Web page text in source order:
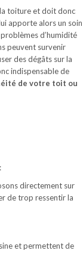
toiture et doit donc
apporte alors un soin
d’humidité
peuvent survenir
des dégâts sur la
indispensable de
de votre toit ou
directement sur
de trop ressentir la
et permettent de